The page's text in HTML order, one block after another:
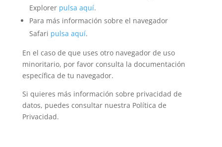
Explorer pulsa aquí.
Para más información sobre el navegador
Safari pulsa aquí.
En el caso de que uses otro navegador de uso
minoritario, por favor consulta la documentación
específica de tu navegador.
Si quieres más información sobre privacidad de
datos, puedes consultar nuestra Política de
Privacidad.